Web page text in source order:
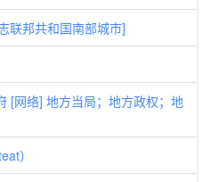
邦共和国南部城市]
络] 地方当局；地方政权；地
）